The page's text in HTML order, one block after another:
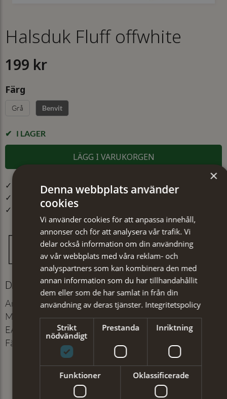
Halsduk Fluff offwhite
199 kr
Färg
Grå Benvit
I LAGER
LÄGG I VARUKORGEN
✓ Öppet köp i 30 dagar ✓ Fri frakt från 499 kr
✓ Order före kl. 12.00 på vardagar skickas samma dag
✓ Snabb leverans från vårt lager i Jönköping
Detaljer
Artikelnummer:
101221121
Material
100% Polyester
EAN
7350171063292
Färg
Benvit
×
Denna webbplats använder
cookies
Vi använder cookies för att anpassa innehåll,
annonser och för att analysera vår trafik. Vi
delar också information om din användning
av vår webbplats med våra reklam- och
analyspartners som kan kombinera den med
annan information som du har tillhandahållit
dem eller som de har samlat in från din
användning av deras tjänster. Integritetspolicy
Strikt
nödvändigt
Prestanda Inriktning
Funktioner Oklassificerade